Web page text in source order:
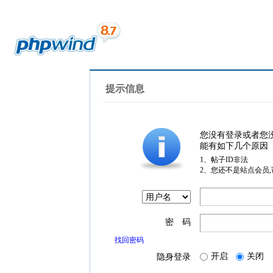
提示信息
您没有登录或者您
能有如下几个原因
1、帖子ID非法
2、您还不是站点会员
密 码
找回密码
隐身登录 开启 关闭